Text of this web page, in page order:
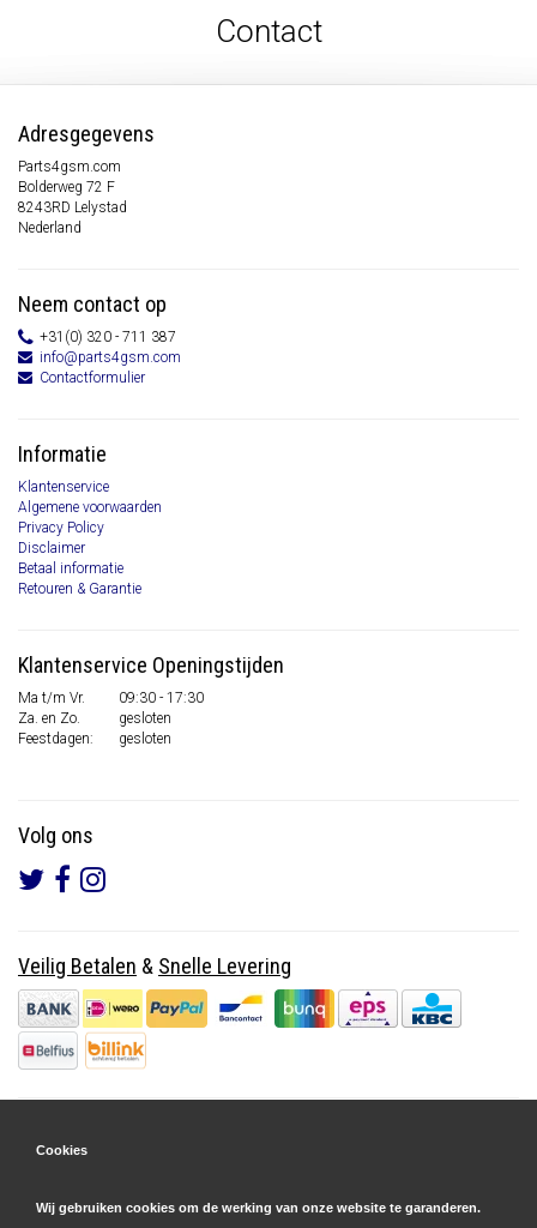
Contact
Adresgegevens
Parts4gsm.com
Bolderweg 72 F
8243RD Lelystad
Nederland
Neem contact op
+31(0) 320 - 711 387
info@parts4gsm.com
Contactformulier
Informatie
Klantenservice
Algemene voorwaarden
Privacy Policy
Disclaimer
Betaal informatie
Retouren & Garantie
Klantenservice Openingstijden
Ma t/m Vr.
09:30 - 17:30
Za. en Zo.
gesloten
Feestdagen:
gesloten
Volg ons
Veilig Betalen & Snelle Levering
Cookies
Wij gebruiken cookies om de werking van onze website te garanderen.